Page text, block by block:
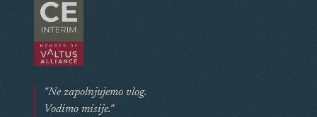
"Ne zapolnjujemo vlog.
Vodimo misije."